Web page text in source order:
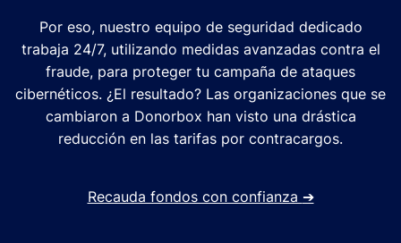
Por eso, nuestro equipo de seguridad dedicado
trabaja 24/7, utilizando medidas avanzadas contra el
fraude, para proteger tu campaña de ataques
cibernéticos. ¿El resultado? Las organizaciones que se
cambiaron a Donorbox han visto una drástica
reducción en las tarifas por contracargos.
Recauda fondos con confianza ➔